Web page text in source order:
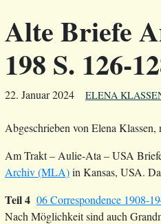
content
Alte Briefe
198 S. 126-
22. Januar 2024 ELENA
Abgeschrieben von Elena
Am Trakt – Aulie-Ata – USA
Archiv (MLA)in Kansas, USA.
Teil 4 06 Correspondence 1908-
Nach Möglichkeit sind auch